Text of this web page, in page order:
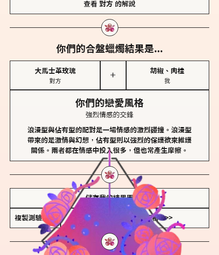
查看 對方 的解說
你們的合盤蠟燭結果是...
大馬士革玫瑰
對方
＋
胡椒、肉桂
我
你們的戀愛風格
強烈情感的交鋒
浪漫型與佔有型的配對是一場情感的激烈碰撞。浪漫型
帶來的是激情與幻想，佔有型則以強烈的保護欲來維護
關係。兩者都在情感中投入很多，但也常產生摩擦。
儲存我的結果圖
複製測驗連結 查看香氛類型全解析 >>>